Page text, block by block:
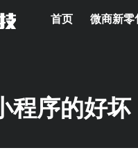
首页 微商新零
程序的好坏